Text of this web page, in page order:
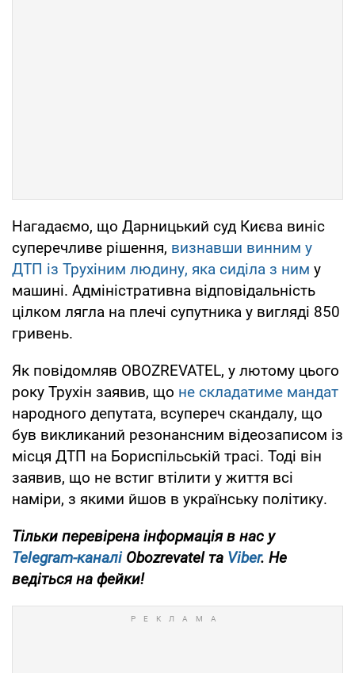
Нагадаємо, що Дарницький суд Києва виніс
суперечливе рішення, визнавши винним у
ДТП із Трухіним людину, яка сиділа з ним у
машині. Адміністративна відповідальність
цілком лягла на плечі супутника у вигляді 850
гривень.
Як повідомляв OBOZREVATEL, у лютому цього
року Трухін заявив, що не складатиме мандат
народного депутата, всупереч скандалу, що
був викликаний резонансним відеозаписом із
місця ДТП на Бориспільській трасі. Тоді він
заявив, що не встиг втілити у життя всі
наміри, з якими йшов в українську політику.
Тільки перевірена інформація в нас у
Telegram-каналіObozrevatel та Viber. Не
ведіться на фейки!